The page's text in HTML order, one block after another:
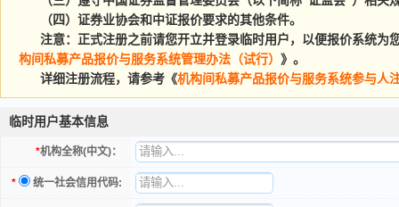
（四）证券业协会和中证报价要求的其他条件。
注意：正式注册之前请您开立并登录临时用户，以便报价系统为
构间私募产品报价与服务系统管理办法（试行） 》。
详细注册流程，请参考《机构间私募产品报价与服务系统参与人
临时用户基本信息
*机构全称(中文)：
* 统一社会信用代码: